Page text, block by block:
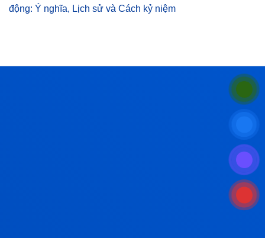
động: Ý nghĩa, Lịch sử và Cách kỷ niệm